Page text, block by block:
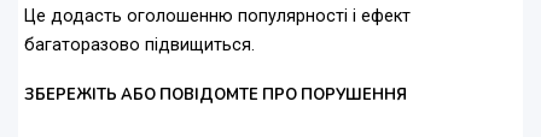
Це додасть оголошенню популярності і ефект
багаторазово підвищиться.
ЗБЕРЕЖІТЬ АБО ПОВІДОМТЕ ПРО ПОРУШЕННЯ